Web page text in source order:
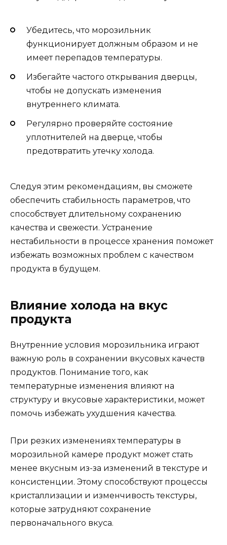
Убедитесь, что морозильник
функционирует должным образом и не
имеет перепадов температуры.
Избегайте частого открывания дверцы,
чтобы не допускать изменения
внутреннего климата.
Регулярно проверяйте состояние
уплотнителей на дверце, чтобы
предотвратить утечку холода.
Следуя этим рекомендациям, вы сможете
обеспечить стабильность параметров, что
способствует длительному сохранению
качества и свежести. Устранение
нестабильности в процессе хранения поможет
избежать возможных проблем с качеством
продукта в будущем.
Влияние холода на вкус
продукта
Внутренние условия морозильника играют
важную роль в сохранении вкусовых качеств
продуктов. Понимание того, как
температурные изменения влияют на
структуру и вкусовые характеристики, может
помочь избежать ухудшения качества.
При резких изменениях температуры в
морозильной камере продукт может стать
менее вкусным из-за изменений в текстуре и
консистенции. Этому способствуют процессы
кристаллизации и изменчивость текстуры,
которые затрудняют сохранение
первоначального вкуса.